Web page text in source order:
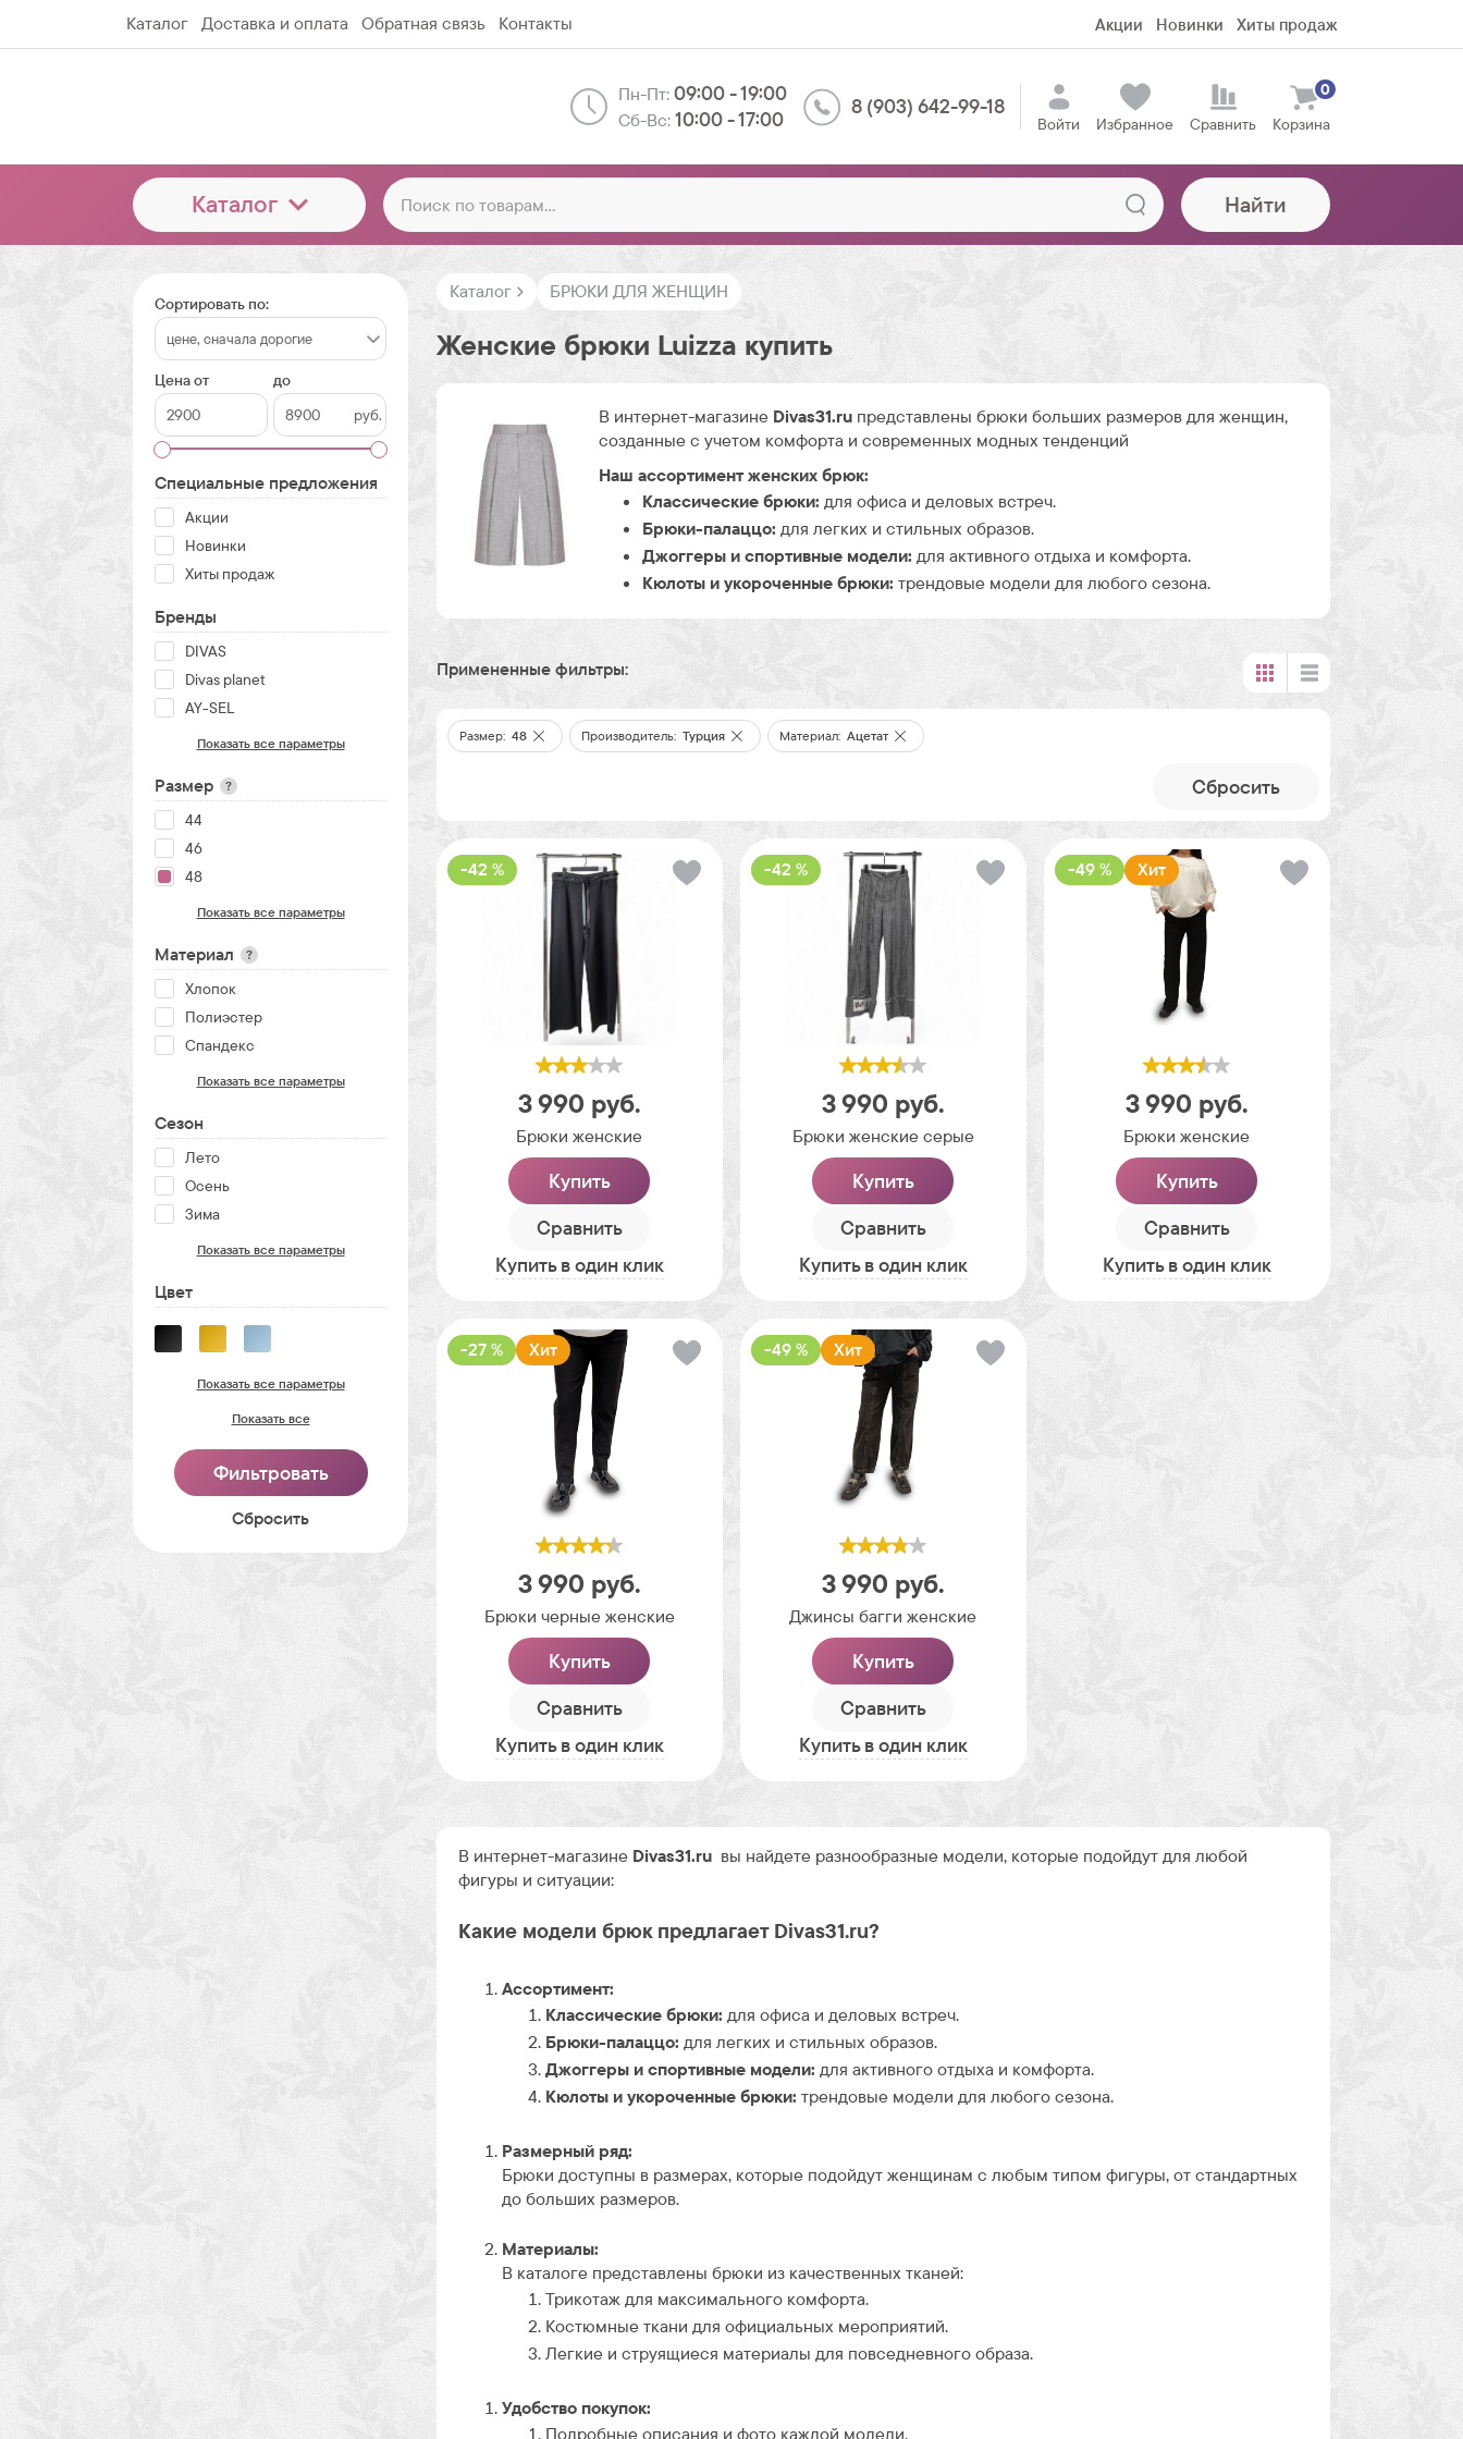
Каталог Доставка и оплата Обратная связь Контакты Акции Новинки Хиты продаж
Пн-Пт:09:00 - 19:00
Сб-Вс:10:00 - 17:00
8 (903) 642-99-18
Войти Избранное Сравнить Корзина
0
Каталог Найти
Сортировать по:
Цена от
до
руб.
Специальные предложения
Акции
Новинки
Хиты продаж
Бренды
DIVAS
Divas planet
AY-SEL
Показать все параметры
Размер ?
44
46
48
Показать все параметры
Материал ?
Хлопок
Полиэстер
Спандекс
Показать все параметры
Сезон
Лето
Осень
Зима
Показать все параметры
Цвет
Показать все параметры
Показать все
Cбросить
Каталог БРЮКИ ДЛЯ ЖЕНЩИН
Женские брюки Luizza купить
В интернет-магазине Divas31.ruпредставлены брюки больших размеров для женщин,
созданные с учетом комфорта и современных модных тенденций
Наш ассортимент женских брюк:
Классические брюки: для офиса и деловых встреч.
Брюки-палаццо: для легких и стильных образов.
Джоггеры и спортивные модели: для активного отдыха и комфорта.
Кюлоты и укороченные брюки: трендовые модели для любого сезона.
Примененные фильтры:
Размер: 48 Производитель: Турция Материал: Ацетат
Cбросить
-42 %
3 990 руб.
Брюки женские
Купить
Сравнить
Купить в один клик
-42 %
3 990 руб.
Брюки женские серые
Купить
Сравнить
Купить в один клик
-49 % Хит
3 990 руб.
Брюки женские
Купить
Сравнить
Купить в один клик
-27 % Хит
3 990 руб.
Брюки черные женские
Купить
Сравнить
Купить в один клик
-49 % Хит
3 990 руб.
Джинсы багги женские
Купить
Сравнить
Купить в один клик
В интернет-магазине Divas31.ru вы найдете разнообразные модели, которые подойдут для любой
фигуры и ситуации:
Какие модели брюк предлагает Divas31.ru?
Ассортимент:
Классические брюки: для офиса и деловых встреч.
Брюки-палаццо: для легких и стильных образов.
Джоггеры и спортивные модели: для активного отдыха и комфорта.
Кюлоты и укороченные брюки: трендовые модели для любого сезона.
Размерный ряд:
Брюки доступны в размерах, которые подойдут женщинам с любым типом фигуры, от стандартных
до больших размеров.
Материалы:
В каталоге представлены брюки из качественных тканей:
Трикотаж для максимального комфорта.
Костюмные ткани для официальных мероприятий.
Легкие и струящиеся материалы для повседневного образа.
Удобство покупок:
Подробные описания и фото каждой модели.